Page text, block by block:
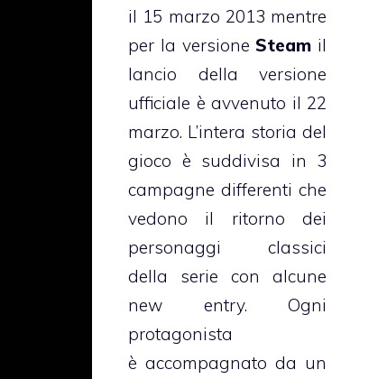
il 15 marzo 2013 mentre
per la versioneSteam il
lancio della versione
ufficiale è avvenuto il 22
marzo. L’intera storia del
gioco è suddivisa in 3
campagne differenti che
vedono il ritorno dei
personaggi classici
della serie con alcune
new entry. Ogni
protagonista
è accompagnato da un